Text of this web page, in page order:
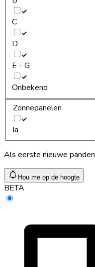
C
D
E - G
Onbekend
Zonnepanelen
Ja
Als eerste nieuwe
Hou me op de hoogte
BETA